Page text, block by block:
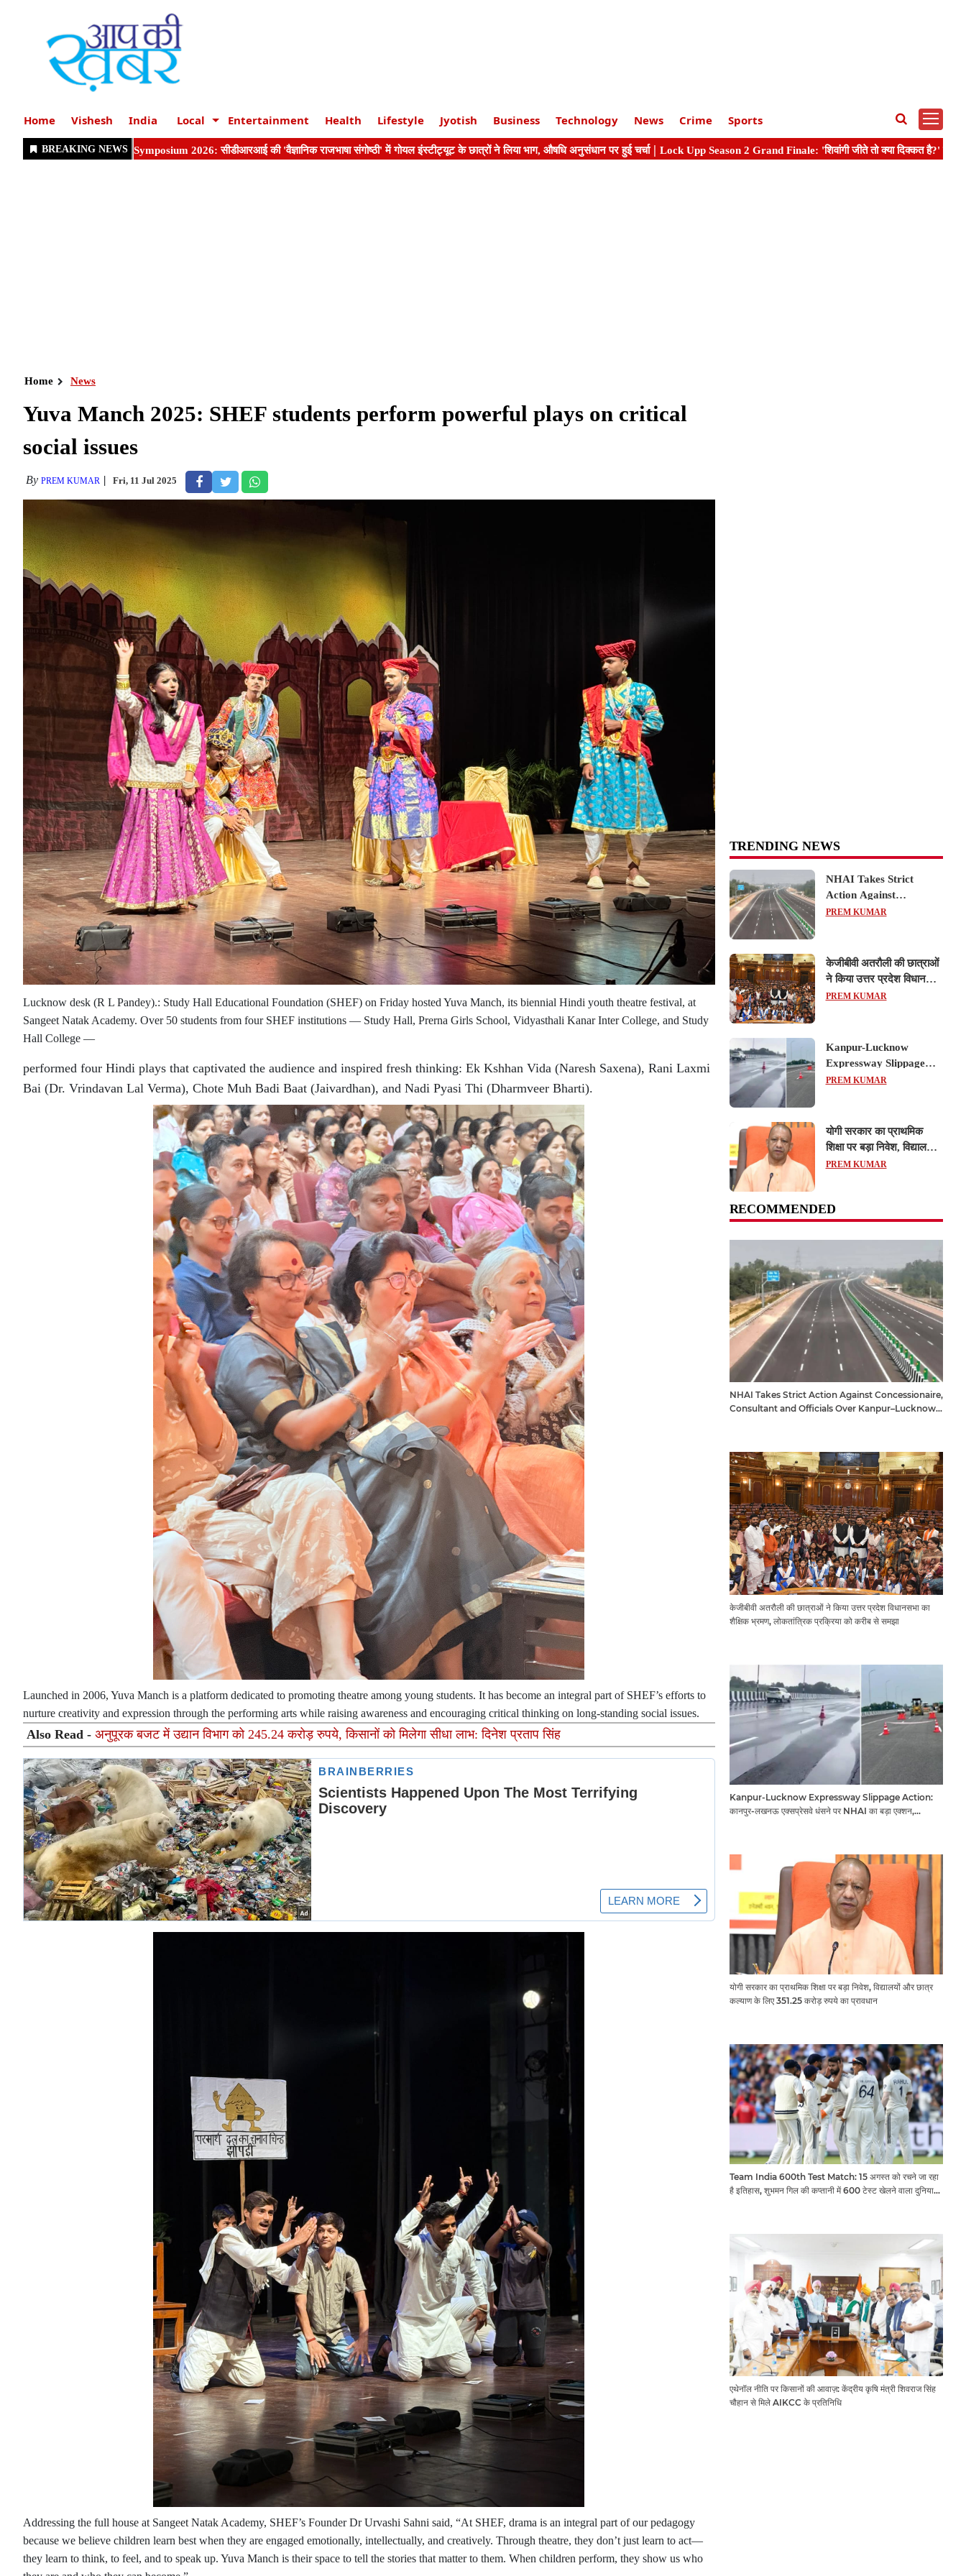
Home Vishesh India Local Entertainment Health Lifestyle Jyotish Business Technology News Crime Sports
Home News
Yuva Manch 2025: SHEF students perform powerful plays on critical
social issues
By PREM KUMAR Fri, 11 Jul 2025
Lucknow desk (R L Pandey).: Study Hall Educational Foundation (SHEF) on Friday hosted Yuva Manch, its biennial Hindi youth theatre festival, at
Sangeet Natak Academy. Over 50 students from four SHEF institutions — Study Hall, Prerna Girls School, Vidyasthali Kanar Inter College, and Study
Hall College —
performed four Hindi plays that captivated the audience and inspired fresh thinking: Ek Kshhan Vida (Naresh Saxena), Rani Laxmi
Bai (Dr. Vrindavan Lal Verma), Chote Muh Badi Baat (Jaivardhan), and Nadi Pyasi Thi (Dharmveer Bharti).
Launched in 2006, Yuva Manch is a platform dedicated to promoting theatre among young students. It has become an integral part of SHEF’s efforts to
nurture creativity and expression through the performing arts while raising awareness and encouraging critical thinking on long-standing social issues.
Also Read - अनुपूरक बजट में उद्यान विभाग को 245.24 करोड़ रुपये, किसानों को मिलेगा सीधा लाभ: दिनेश प्रताप सिंह
Addressing the full house at Sangeet Natak Academy, SHEF’s Founder Dr Urvashi Sahni said, “At SHEF, drama is an integral part of our pedagogy
because we believe children learn best when they are engaged emotionally, intellectually, and creatively. Through theatre, they don’t just learn to act—
they learn to think, to feel, and to speak up. Yuva Manch is their space to tell the stories that matter to them. When children perform, they show us who
TRENDING NEWS
NHAI Takes Strict
Action Against
Concessionaire,
Expressway Issues
PREM KUMAR
केजीबीवी अतरौली की छात्राओं
ने किया उत्तर प्रदेश विधानसभा
का शैक्षिक भ्रमण, लोकतांत्रिक
PREM KUMAR
Kanpur-Lucknow
Expressway Slippage
Action: कानपुर-लखनऊ
और कंपनियों पर गिरी गाज,
टोल वसूली रोकी गई
PREM KUMAR
योगी सरकार का प्राथमिक
शिक्षा पर बड़ा निवेश, विद्यालयों
और छात्र कल्याण के लिए
PREM KUMAR
RECOMMENDED
NHAI Takes Strict Action Against Concessionaire,
Consultant and Officials Over Kanpur–Lucknow
केजीबीवी अतरौली की छात्राओं ने किया उत्तर प्रदेश विधानसभा का
शैक्षिक भ्रमण, लोकतांत्रिक प्रक्रिया को करीब से समझा
Kanpur-Lucknow Expressway Slippage Action:
कानपुर-लखनऊ एक्सप्रेसवे धंसने पर NHAI का बड़ा एक्शन,
योगी सरकार का प्राथमिक शिक्षा पर बड़ा निवेश, विद्यालयों और छात्र
कल्याण के लिए 351.25 करोड़ रुपये का प्रावधान
Team India 600th Test Match: 15 अगस्त को रचने जा रहा
है इतिहास, शुभमन गिल की कप्तानी में 600 टेस्ट खेलने वाला दुनिया
एथेनॉल नीति पर किसानों की आवाज़: केंद्रीय कृषि मंत्री शिवराज सिंह
चौहान से मिले AIKCC के प्रतिनिधि